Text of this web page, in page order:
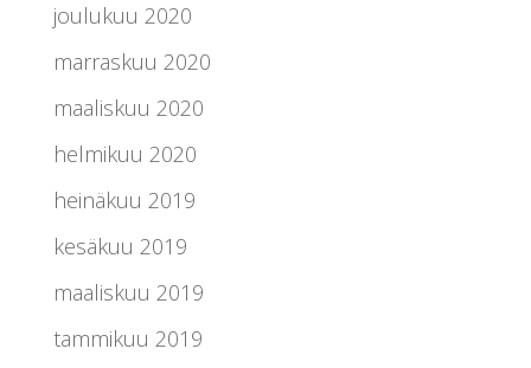
joulukuu 2020
marraskuu 2020
maaliskuu 2020
helmikuu 2020
heinäkuu 2019
kesäkuu 2019
maaliskuu 2019
tammikuu 2019